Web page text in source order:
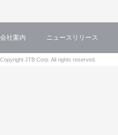
会社案内 ニュースリリース
Copyright JTB Corp. All rights reserved.